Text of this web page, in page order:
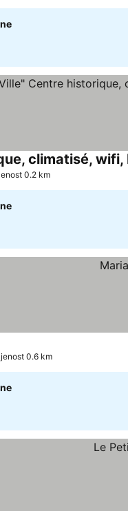
climatisé,
0.2 km
0.6 km